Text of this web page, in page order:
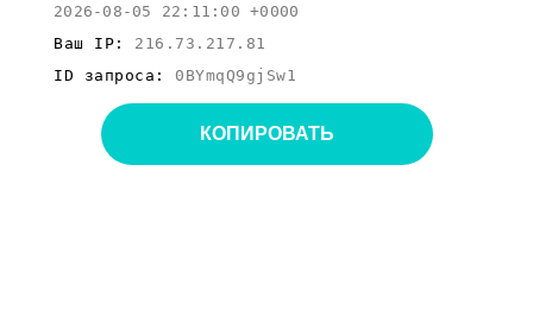
2026-08-05 22:11:00 +0000
Ваш IP: 216.73.217.81
ID запроса: 0BYmqQ9gjSw1
КОПИРОВАТЬ